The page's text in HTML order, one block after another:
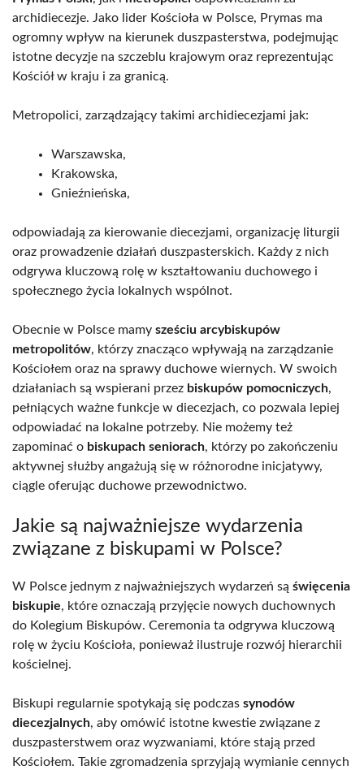
archidiecezje. Jako lider Kościoła w Polsce, Prymas ma
ogromny wpływ na kierunek duszpasterstwa, podejmując
istotne decyzje na szczeblu krajowym oraz reprezentując
Kościół w kraju i za granicą.
Metropolici, zarządzający takimi archidiecezjami jak:
Warszawska,
Krakowska,
Gnieźnieńska,
odpowiadają za kierowanie diecezjami, organizację liturgii
oraz prowadzenie działań duszpasterskich. Każdy z nich
odgrywa kluczową rolę w kształtowaniu duchowego i
społecznego życia lokalnych wspólnot.
Obecnie w Polsce mamy sześciu arcybiskupów
metropolitów, którzy znacząco wpływają na zarządzanie
Kościołem oraz na sprawy duchowe wiernych. W swoich
działaniach są wspierani przez biskupów pomocniczych,
pełniących ważne funkcje w diecezjach, co pozwala lepiej
odpowiadać na lokalne potrzeby. Nie możemy też
zapominać o biskupach seniorach, którzy po zakończeniu
aktywnej służby angażują się w różnorodne inicjatywy,
ciągle oferując duchowe przewodnictwo.
Jakie są najważniejsze wydarzenia
związane z biskupami w Polsce?
W Polsce jednym z najważniejszych wydarzeń są święcenia
biskupie, które oznaczają przyjęcie nowych duchownych
do Kolegium Biskupów. Ceremonia ta odgrywa kluczową
rolę w życiu Kościoła, ponieważ ilustruje rozwój hierarchii
kościelnej.
Biskupi regularnie spotykają się podczas synodów
diecezjalnych, aby omówić istotne kwestie związane z
duszpasterstwem oraz wyzwaniami, które stają przed
Kościołem. Takie zgromadzenia sprzyjają wymianie cennych